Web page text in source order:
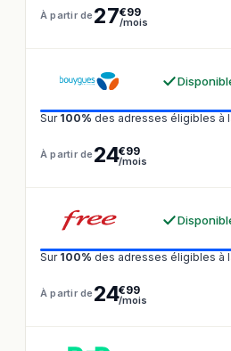
À partir de 27€99
/mois
Sur 100% des adresses éligibles à
À partir de 24€99
/mois
Sur 100% des adresses éligibles à
À partir de 24€99
/mois